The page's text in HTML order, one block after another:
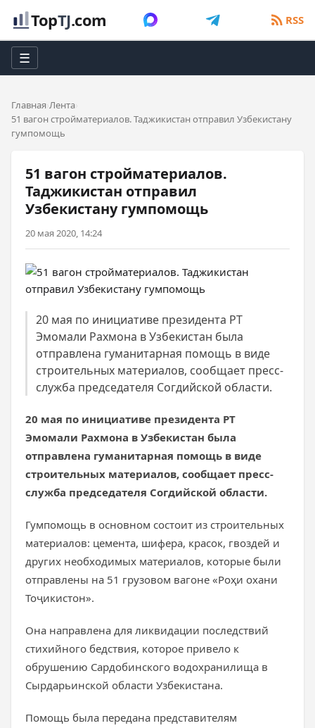
TopTJ.com RSS
☰
Главная Лента
51 вагон стройматериалов. Таджикистан отправил Узбекистану
гумпомощь
51 вагон стройматериалов.
Таджикистан отправил
Узбекистану гумпомощь
20 мая 2020, 14:24
20 мая по инициативе президента РТ
Эмомали Рахмона в Узбекистан была
отправлена гуманитарная помощь в виде
строительных материалов, сообщает пресс-
служба председателя Согдийской области.
20 мая по инициативе президента РТ
Эмомали Рахмона в Узбекистан была
отправлена гуманитарная помощь в виде
строительных материалов, сообщает пресс-
служба председателя Согдийской области.
Гумпомощь в основном состоит из строительных
материалов: цемента, шифера, красок, гвоздей и
других необходимых материалов, которые были
отправлены на 51 грузовом вагоне «Роҳи охани
Тоҷикистон».
Она направлена для ликвидации последствий
стихийного бедствия, которое привело к
обрушению Сардобинского водохранилища в
Сырдарьинской области Узбекистана.
Помощь была передана представителям